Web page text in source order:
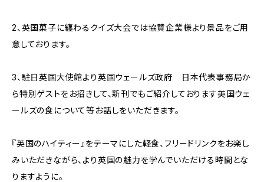
2、英国菓子に纏わるクイズ大会では協賛企業様より景品をご用
意しております。
3、駐日英国大使館より英国ウェールズ政府 日本代表事務局か
ら特別ゲストをお招きして、新刊でもご紹介しております英国ウェ
ールズの食について等お話しをいただきます。
『英国のハイティー』をテーマにした軽食、フリードリンクをお楽し
みいただきながら、より英国の魅力を学んでいただける時間とな
りますように。